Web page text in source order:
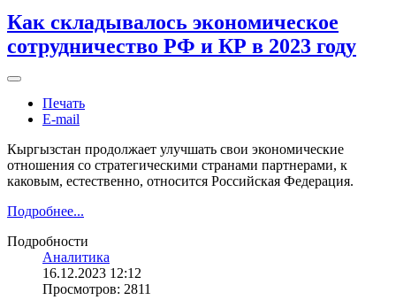
Как складывалось экономическое
сотрудничество РФ и КР в 2023 году
Печать
E-mail
Кыргызстан продолжает улучшать свои экономические
отношения со стратегическими странами партнерами, к
каковым, естественно, относится Российская Федерация.
Подробнее...
Подробности
Аналитика
16.12.2023 12:12
Просмотров: 2811